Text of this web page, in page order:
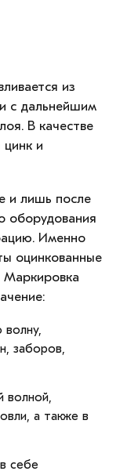
из
с дальнейшим
В качестве
и
и лишь после
оборудования
Именно
оцинкованные
Маркировка
заборов,
волной,
а также в
себе